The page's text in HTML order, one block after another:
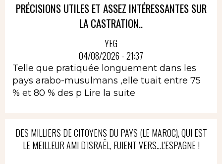
PRÉCISIONS UTILES ET ASSEZ INTÉRESSANTES SUR
LA CASTRATION..
YEG
04/08/2026 - 21:37
Telle que pratiquée longuement dans les
pays arabo-musulmans ,elle tuait entre 75
% et 80 % des p Lire la suite
DES MILLIERS DE CITOYENS DU PAYS (LE MAROC), QUI EST
LE MEILLEUR AMI D'ISRAËL, FUIENT VERS...L'ESPAGNE !